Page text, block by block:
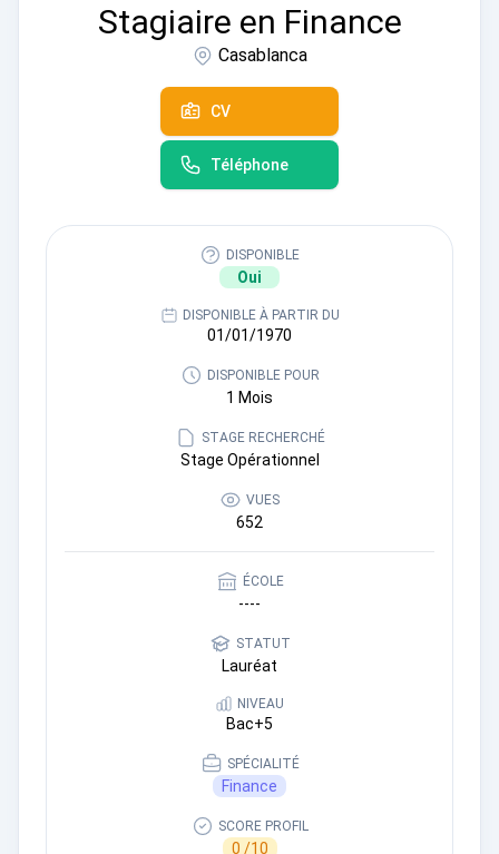
Stagiaire en Finance
Casablanca
CV
Téléphone
DISPONIBLE
Oui
DISPONIBLE À PARTIR DU
01/01/1970
DISPONIBLE POUR
1 Mois
STAGE RECHERCHÉ
Stage Opérationnel
VUES
652
ÉCOLE
----
STATUT
Lauréat
NIVEAU
Bac+5
SPÉCIALITÉ
Finance
SCORE PROFIL
0 /10